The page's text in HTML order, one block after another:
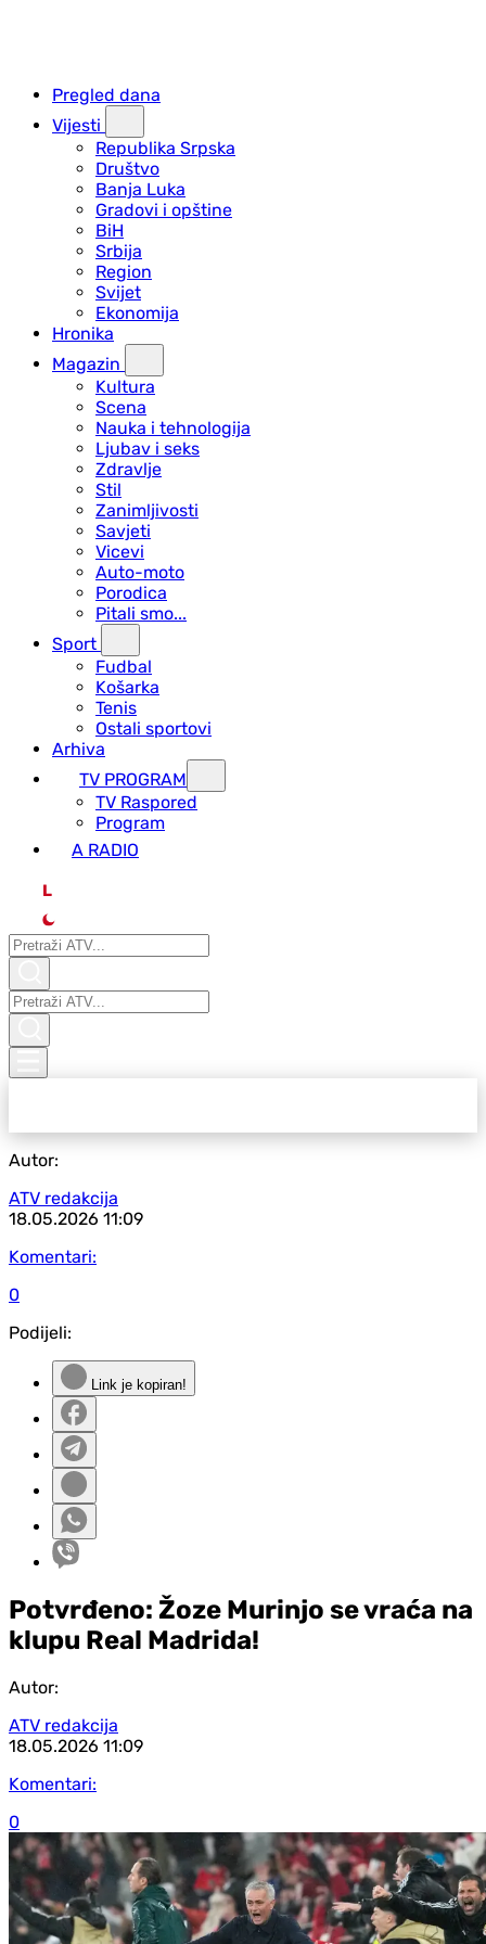
Pregled dana
Vijesti
Republika Srpska
Društvo
Banja Luka
Gradovi i opštine
BiH
Srbija
Region
Svijet
Ekonomija
Hronika
Magazin
Kultura
Scena
Nauka i tehnologija
Ljubav i seks
Zdravlje
Stil
Zanimljivosti
Savjeti
Vicevi
Auto-moto
Porodica
Pitali smo...
Sport
Fudbal
Košarka
Tenis
Ostali sportovi
Arhiva
TV PROGRAM
ТV Raspored
Program
A RADIO
L
Autor:
ATV redakcija
18.05.2026 11:09
Komentari:
0
Podijeli:
Link je kopiran!
Potvrđeno: Žoze Murinjo se vraća na
klupu Real Madrida!
Autor:
ATV redakcija
18.05.2026 11:09
Komentari:
0